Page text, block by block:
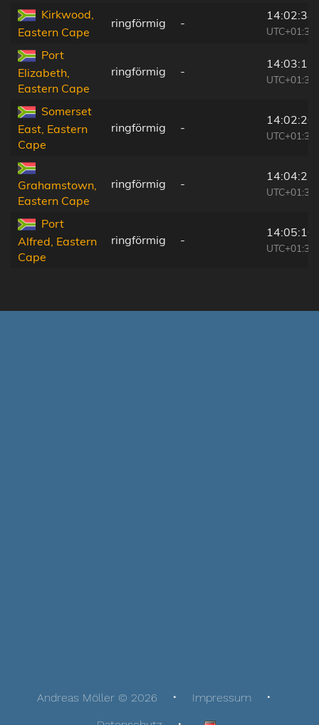
Kirkwood,
Eastern Cape
ringförmig -
14:02:38
UTC+01:30
Port
Elizabeth,
Eastern Cape
ringförmig -
14:03:15
UTC+01:30
Somerset
East, Eastern
Cape
ringförmig -
14:02:20
UTC+01:30
Grahamstown,
Eastern Cape
ringförmig -
14:04:23
UTC+01:30
Port
Alfred, Eastern
Cape
ringförmig -
14:05:10
UTC+01:30
Andreas Möller © 2026
Impressum